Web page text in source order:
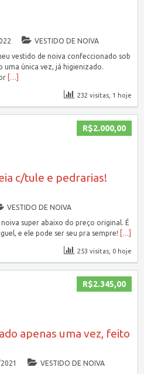
VESTIDO DE NOIVA
vestido de noiva confeccionado sob
uma única vez, já higienizado.
[…]
232 visitas, 1 hoje
R$2.000,00
c/tule e pedrarias!
VESTIDO DE NOIVA
super abaixo do preço original. É
e ele pode ser seu pra sempre!
[…]
253 visitas, 0 hoje
R$2.345,00
apenas uma vez, feito
VESTIDO DE NOIVA